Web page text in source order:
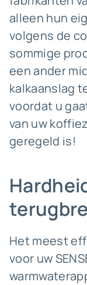
alleen hun
volgens de
sommige
een ander
kalkaanslag
voordat u
van uw
geregeld is!
Het meest
voor uw